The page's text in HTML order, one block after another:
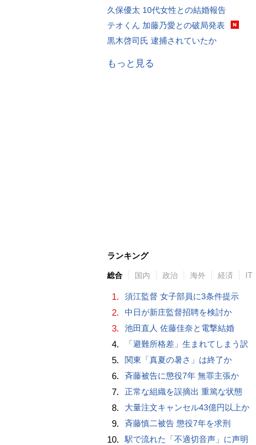
久保優太 10代女性との結婚報告
テオくん 加藤乃愛との破局発表
黒木啓司氏 逮捕されていたか
もっと見る
ランキング
総合 国内 政治 海外 経済 IT
1. 須江監督 女子部員に3条件提示
2. 中日が新庄監督招聘を検討か
3. 池田直人 佐藤佳奈と電撃結婚
4. 「避難所格差」生まれてしまう訳
5. 関東「真夏の暑さ」は終了か
6. 斉藤被告に懲役7年 無罪主張か
7. 正常な組織を誤摘出 重篤な状態
8. 大量注文キャンセル43億円以上か
9. 斉藤慎二被告 懲役7年を求刑
10. 駅で流れた「不適切音声」に声明